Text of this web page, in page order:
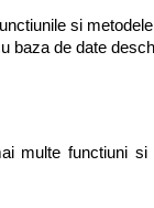
si
baza de date
multe functiuni si